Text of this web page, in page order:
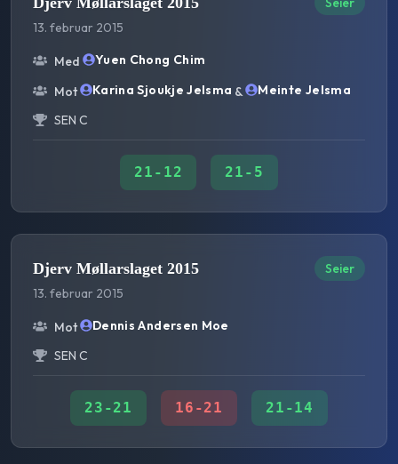
13. februar 2015
Med
Yuen Chong Chim
Mot
Karina Sjoukje Jelsma &
Meinte Jelsma
SEN C
21 - 12 21 - 5
Djerv Møllarslaget 2015
13. februar 2015
Seier
Mot
Dennis Andersen Moe
SEN C
23 -21 16 -21 21 -14